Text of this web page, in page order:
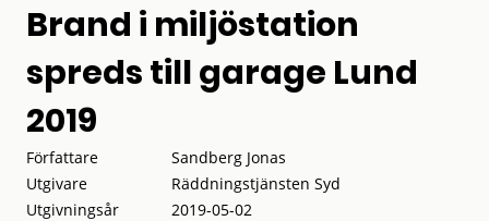
Brand i miljöstation
spreds till garage Lund
2019
Författare
Sandberg Jonas
Utgivare
Räddningstjänsten Syd
Utgivningsår
2019-05-02